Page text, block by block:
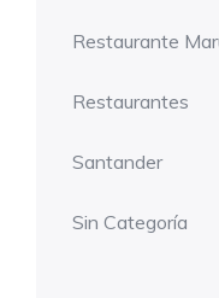
Restaurante
Restaurantes
Santander
Sin Categoría